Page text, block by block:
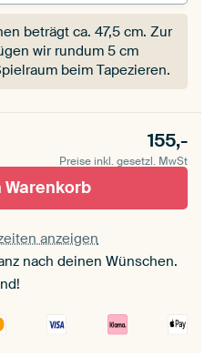
beträgt ca.47,5 cm. Zur
wir rundum 5 cm
beim Tapezieren.
155,-
Preise inkl. gesetzl. MwSt
Warenkorb
anzeigen
nach deinen Wünschen.